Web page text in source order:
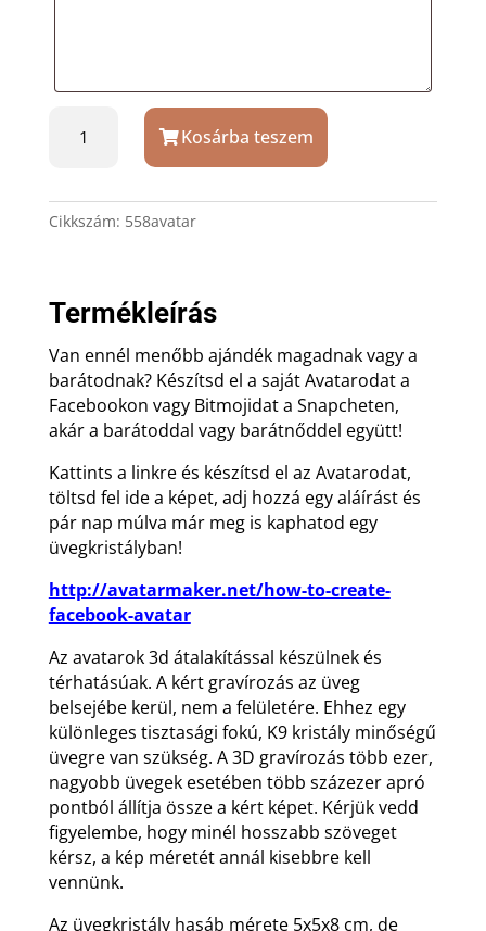
hasáb
gravírozással
Kosárba teszem
Cikkszám: 558avatar
Termékleírás
Van ennél menőbb ajándék magadnak vagy a
barátodnak? Készítsd el a saját Avatarodat a
Facebookon vagy Bitmojidat a Snapcheten,
akár a barátoddal vagy barátnőddel együtt!
Kattints a linkre és készítsd el az Avatarodat,
töltsd fel ide a képet, adj hozzá egy aláírást és
pár nap múlva már meg is kaphatod egy
üvegkristályban!
http://avatarmaker.net/how-to-create-
facebook-avatar
Az avatarok 3d átalakítással készülnek és
térhatásúak. A kért gravírozás az üveg
belsejébe kerül, nem a felületére. Ehhez egy
különleges tisztasági fokú, K9 kristály minőségű
üvegre van szükség. A 3D gravírozás több ezer,
nagyobb üvegek esetében több százezer apró
pontból állítja össze a kért képet. Kérjük vedd
figyelembe, hogy minél hosszabb szöveget
kérsz, a kép méretét annál kisebbre kell
vennünk.
Az üvegkristály hasáb mérete 5x5x8 cm, de